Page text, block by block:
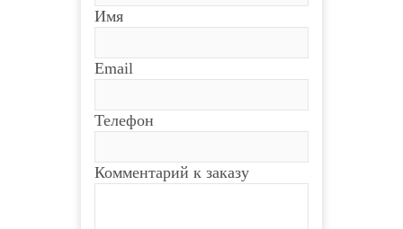
Имя
Email
Телефон
Комментарий к заказу